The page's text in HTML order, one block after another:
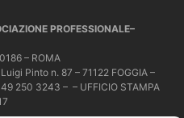
PROFESSIONALE–
– ROMA
Pinto n. 87 – 71122 FOGGIA –
250 3243 – – UFFICIO STAMPA